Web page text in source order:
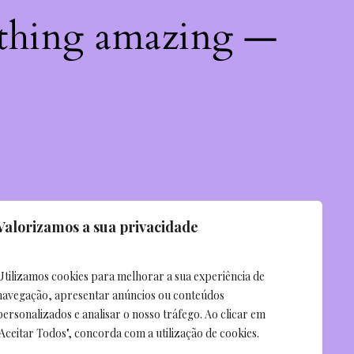
a sua privacidade
cookies para melhorar a sua experiência de
apresentar anúncios ou conteúdos
e analisar o nosso tráfego. Ao clicar em
Todos", concorda com a utilização de cookies.
amazing —